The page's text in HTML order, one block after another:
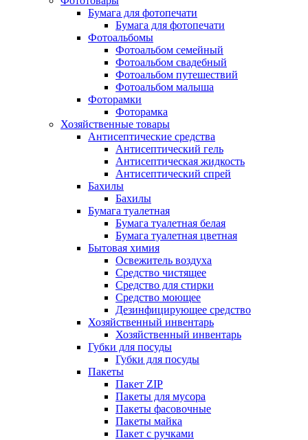
Бумага для фотопечати
Бумага для фотопечати
Фотоальбомы
Фотоальбом семейный
Фотоальбом свадебный
Фотоальбом путешествий
Фотоальбом малыша
Фоторамки
Фоторамка
Хозяйственные товары
Антисептические средства
Антисептический гель
Антисептическая жидкость
Антисептический спрей
Бахилы
Бахилы
Бумага туалетная
Бумага туалетная белая
Бумага туалетная цветная
Бытовая химия
Освежитель воздуха
Средство чистящее
Средство для стирки
Средство моющее
Дезинфицирующее средство
Хозяйственный инвентарь
Хозяйственный инвентарь
Губки для посуды
Губки для посуды
Пакеты
Пакет ZIP
Пакеты для мусора
Пакеты фасовочные
Пакеты майка
Пакет с ручками